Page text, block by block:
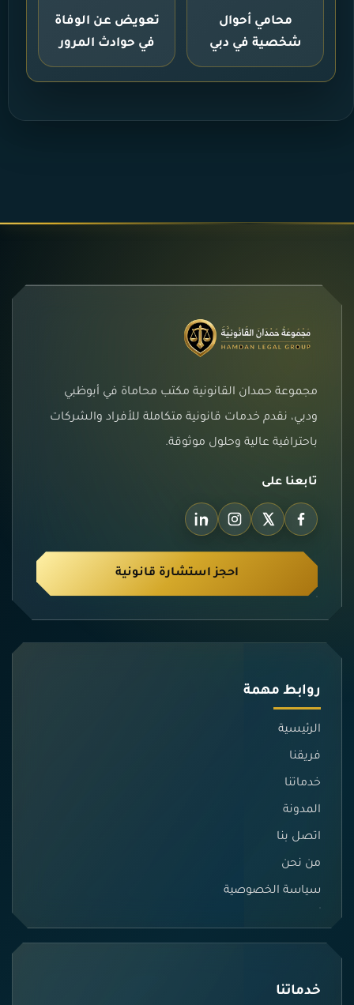
محامي أحوال
شخصية في دبي
تعويض عن الوفاة
في حوادث المرور
مجموعة حمدان القانونية مكتب محاماة في أبوظبي
ودبي، نقدم خدمات قانونية متكاملة للأفراد والشركات
باحترافية عالية وحلول موثوقة.
تابعنا على
احجز استشارة قانونية
روابط مهمة
الرئيسية
فريقنا
خدماتنا
المدونة
اتصل بنا
من نحن
سياسة الخصوصية
خدماتنا